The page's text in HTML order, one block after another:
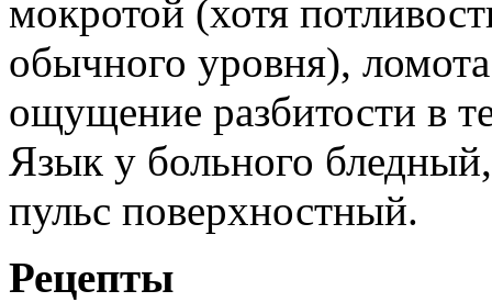
мокротой (хотя
обычного уровня),
ощущение разбитости в
Язык у больного
пульс поверхностный.
Рецепты